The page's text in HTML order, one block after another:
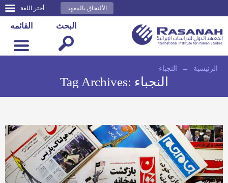
أختر اللغة الألتحاق بالمعهد
القائمه البحث
الرئيسية ← النجباء
Tag Archives: النجباء